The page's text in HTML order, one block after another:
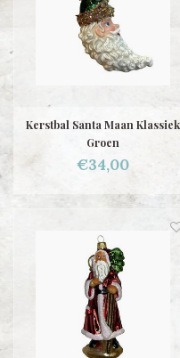
Kerstbal Santa Maan Klassiek
Groen
€34,00